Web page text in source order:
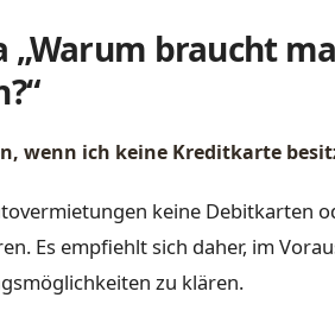
„Warum braucht
wenn ich keine Kreditkarte
keine Debitkarten
Es empfiehlt sich daher, im
zu klären.